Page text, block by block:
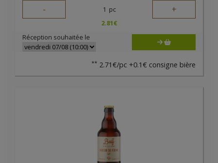
- 1 pc +
2.81€
Réception souhaitée le
** 2.71€/pc +0.1€ consigne bière